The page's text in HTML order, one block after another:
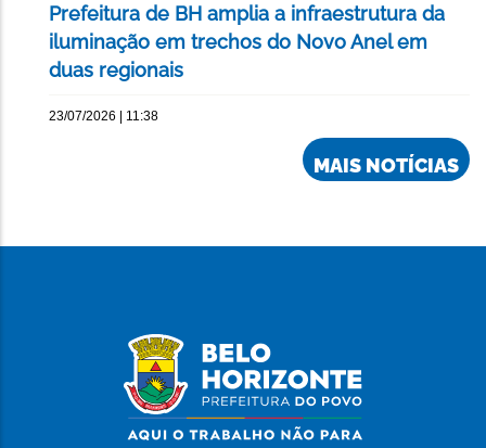
Prefeitura de BH amplia a infraestrutura da
iluminação em trechos do Novo Anel em
duas regionais
23/07/2026 | 11:38
MAIS NOTÍCIAS